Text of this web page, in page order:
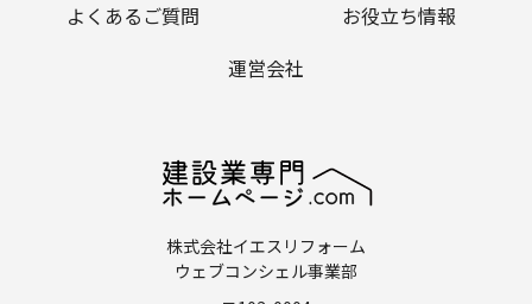
よくあるご質問
お役立ち情報
運営会社
株式会社イエスリフォーム
ウェブコンシェル事業部